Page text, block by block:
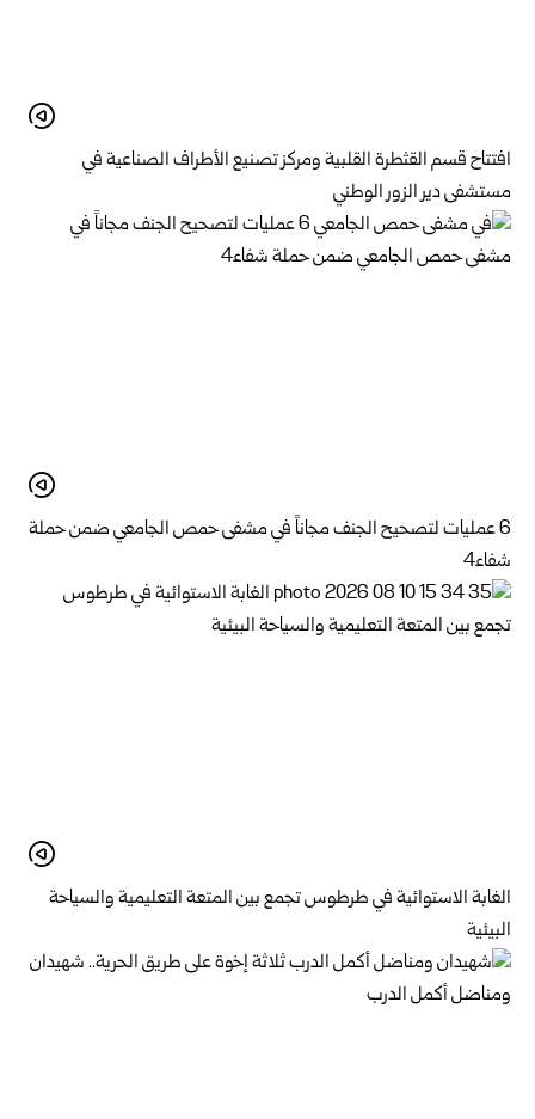
افتتاح قسم القثطرة القلبية ومركز تصنيع الأطراف الصناعية في
مستشفى دير الزور الوطني
6 عمليات لتصحيح الجنف مجاناً في مشفى حمص الجامعي ضمن حملة
شفاء4
الغابة الاستوائية في طرطوس تجمع بين المتعة التعليمية والسياحة
البيئية